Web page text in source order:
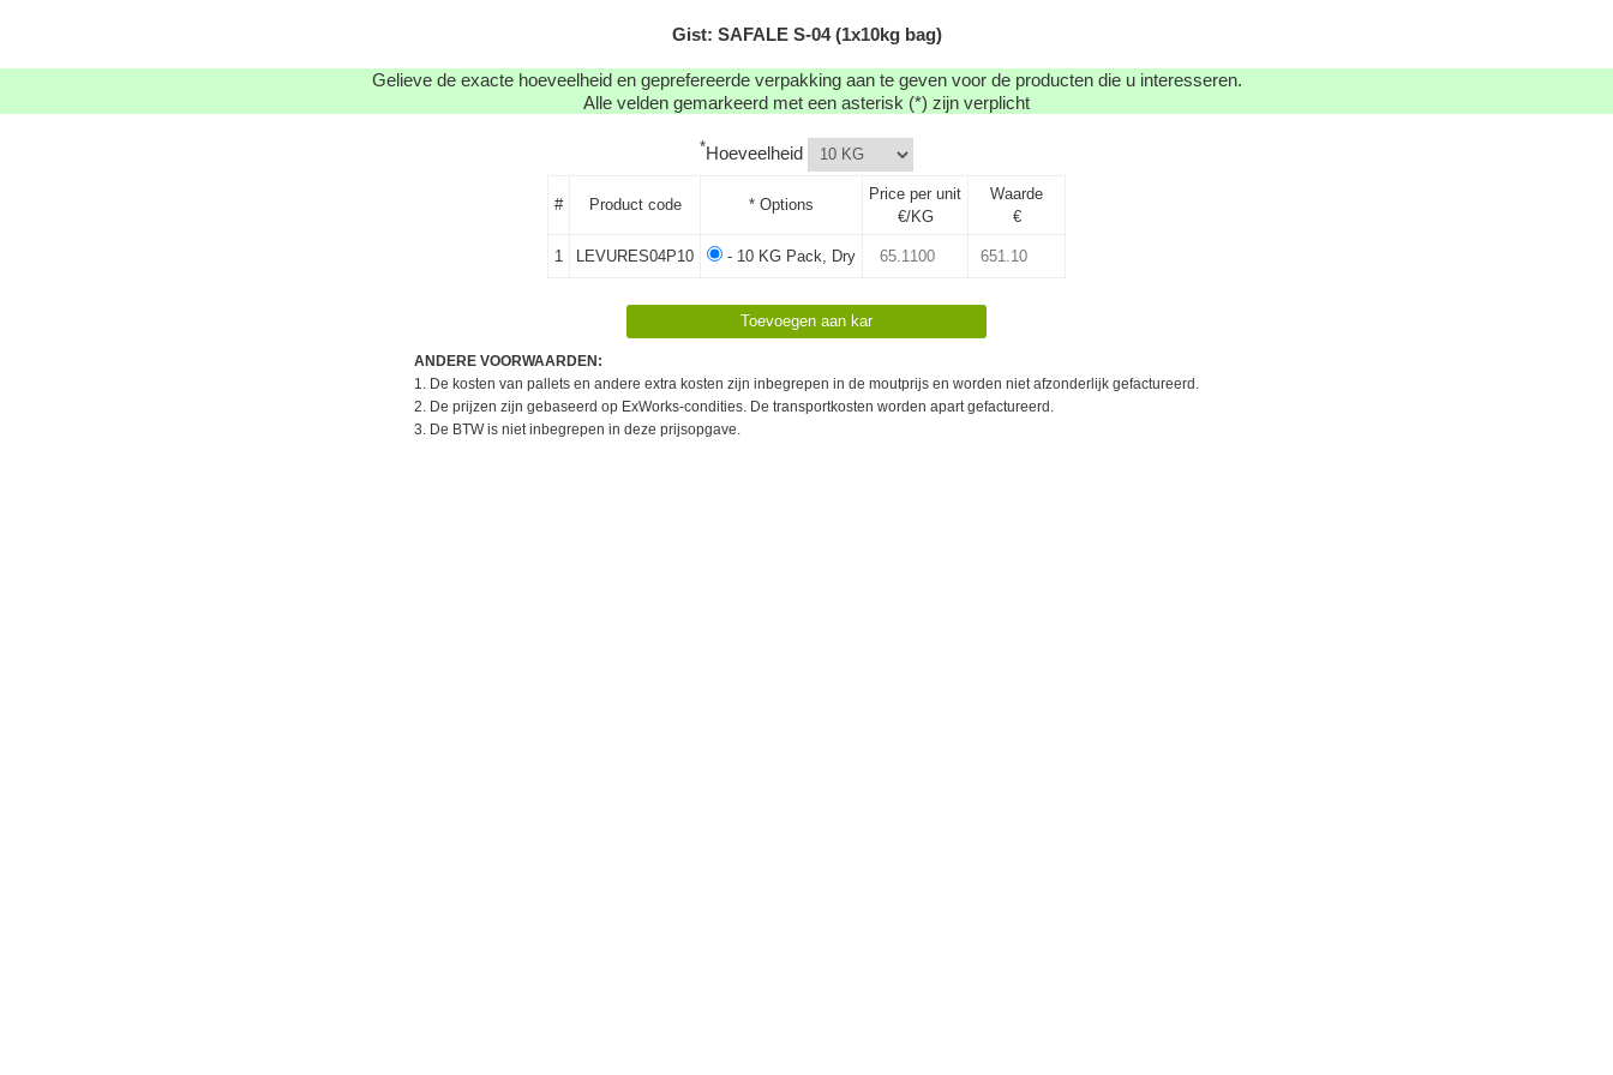
Gist: SAFALE S-04 (1x10kg bag)
Gelieve de exacte hoeveelheid en geprefereerde verpakking aan te geven voor de producten die u interesseren.
Alle velden gemarkeerd met een asterisk (*) zijn verplicht
*Hoeveelheid
# Product code * Options
Price per unit
€/KG
Waarde
€
1 LEVURES04P10 - 10 KG Pack, Dry
ANDERE VOORWAARDEN:
1. De kosten van pallets en andere extra kosten zijn inbegrepen in de moutprijs en worden niet afzonderlijk gefactureerd.
2. De prijzen zijn gebaseerd op ExWorks-condities. De transportkosten worden apart gefactureerd.
3. De BTW is niet inbegrepen in deze prijsopgave.